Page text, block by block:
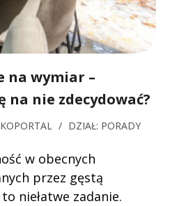
na wymiar –
na nie zdecydować?
/ DZIAŁ: PORADY
w obecnych
przez gęstą
niełatwe zadanie.